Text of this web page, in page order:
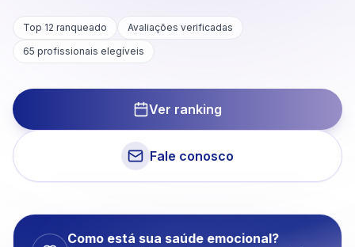
Top 12 ranqueado
Avaliações verificadas
65 profissionais elegíveis
Ver ranking
Fale conosco
Como está sua saúde emocional?